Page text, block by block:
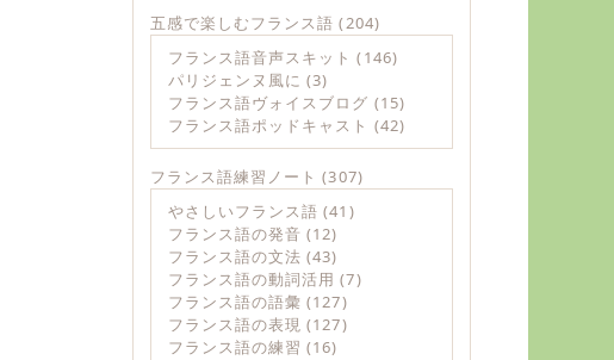
五感で楽しむフランス語 (204)
フランス語音声スキット (146)
パリジェンヌ風に (3)
フランス語ヴォイスブログ (15)
フランス語ポッドキャスト (42)
フランス語練習ノート (307)
やさしいフランス語 (41)
フランス語の発音 (12)
フランス語の文法 (43)
フランス語の動詞活用 (7)
フランス語の語彙 (127)
フランス語の表現 (127)
フランス語の練習 (16)